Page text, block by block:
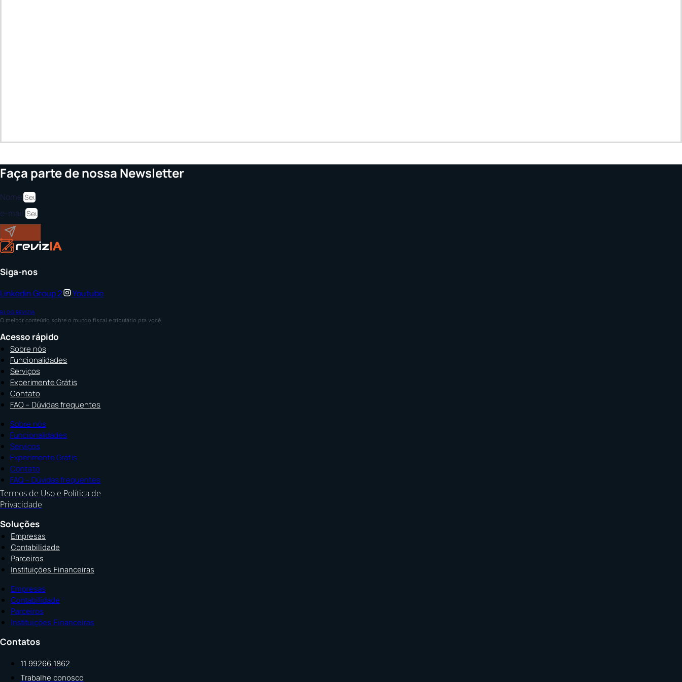
Faça parte de nossa Newsletter
Nome
e-mail
Siga-nos
LinkedinGroup 2 Youtube
BLOG REVIZIA
O melhor conteúdo sobre o mundo fiscal e tributário pra você.
Acesso rápido
Sobre nós
Funcionalidades
Serviços
Experimente Grátis
Contato
FAQ – Dúvidas frequentes
Sobre nós
Funcionalidades
Serviços
Experimente Grátis
Contato
FAQ – Dúvidas frequentes
Termos de Uso e Política de
Privacidade
Soluções
Empresas
Contabilidade
Parceiros
Instituições Financeiras
Empresas
Contabilidade
Parceiros
Instituições Financeiras
Contatos
11 99266 1862
Trabalhe conosco